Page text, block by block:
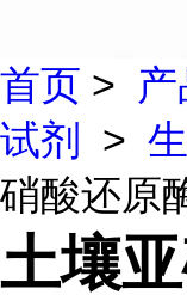
首页 >
试剂 >
硝酸还原
土壤